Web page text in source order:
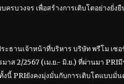
ครบวงจร เพื่อสร้างการเติบโตอย่างยั่งยื
ธานเจ้าหน้าที่บริหาร บริษัท พรีโม เซ
มาส 2/2567 (เม.ย.- มิ.ย.) ที่ผ่านมา PRI
นี้ PRIยังคงมุ่งมั่นกับการเติบโตแบบมั่